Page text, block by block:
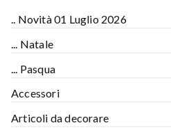
.. Novità 01 Luglio 2026
... Natale
... Pasqua
Accessori
Articoli da decorare